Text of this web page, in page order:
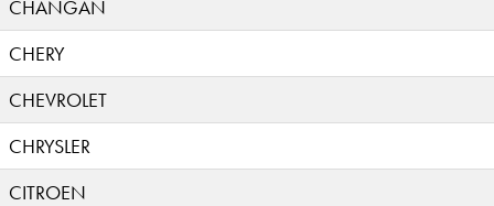
CHANGAN
CHERY
CHEVROLET
CHRYSLER
CITROEN